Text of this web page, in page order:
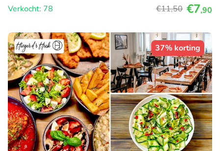
Verkocht: 78
€11,50 €7,90
37% korting